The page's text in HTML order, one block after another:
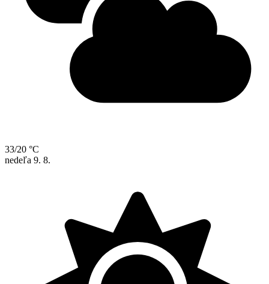
33/20 °C
nedeľa 9. 8.